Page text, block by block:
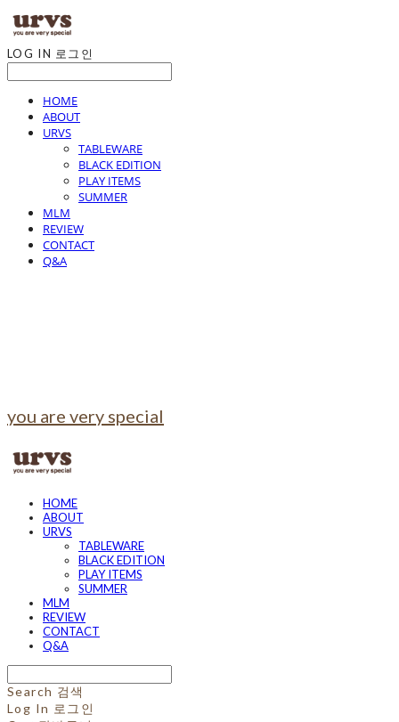
LOG IN 로그인
HOME
ABOUT
URVS
TABLEWARE
BLACK EDITION
PLAY ITEMS
SUMMER
MLM
REVIEW
CONTACT
Q&A
you are very special
HOME
ABOUT
URVS
TABLEWARE
BLACK EDITION
PLAY ITEMS
SUMMER
MLM
REVIEW
CONTACT
Q&A
Search 검색
Log In 로그인